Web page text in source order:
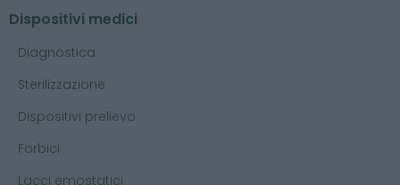
Dispositivi medici
Diagnostica
Sterilizzazione
Dispositivi prelievo
Forbici
Lacci emostatici